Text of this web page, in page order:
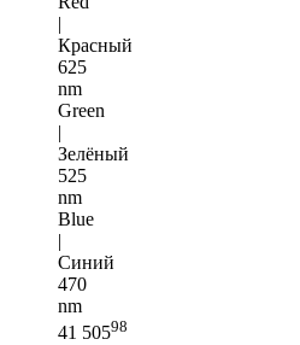
|
Красный
625
nm
Green
|
Зелёный
525
nm
Blue
|
Синий
470
nm
41 50598